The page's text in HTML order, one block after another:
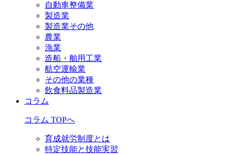
自動車整備業
製造業
製造業その他
農業
漁業
造船・舶用工業
航空運輸業
その他の業種
飲食料品製造業
コラム
コラム TOPへ
育成就労制度とは
特定技能と技能実習